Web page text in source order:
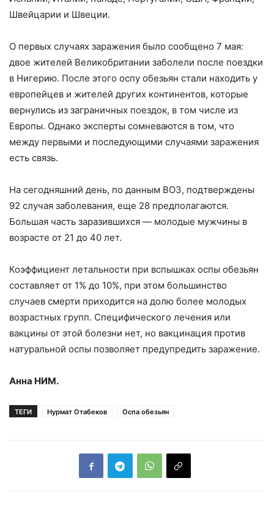
Швейцарии и Швеции.
О первых случаях заражения было сообщено 7 мая:
двое жителей Великобритании заболели после поездки
в Нигерию. После этого оспу обезьян стали находить у
европейцев и жителей других континентов, которые
вернулись из заграничных поездок, в том числе из
Европы. Однако эксперты сомневаются в том, что
между первыми и последующими случаями заражения
есть связь.
На сегодняшний день, по данным ВОЗ, подтверждены
92 случая заболевания, еще 28 предполагаются.
Большая часть заразившихся — молодые мужчины в
возрасте от 21 до 40 лет.
Коэффициент летальности при вспышках оспы обезьян
составляет от 1% до 10%, при этом большинство
случаев смерти приходится на долю более молодых
возрастных групп. Специфического лечения или
вакцины от этой болезни нет, но вакцинация против
натуральной оспы позволяет предупредить заражение.
Анна НИМ.
ТЕГИ Нурмат Отабеков Оспа обезьян